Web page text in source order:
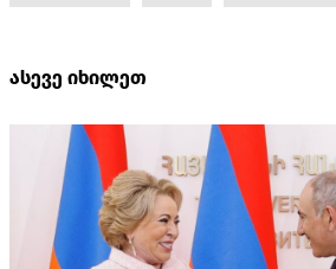
ასევე იხილეთ